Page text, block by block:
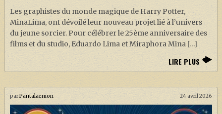
Les graphistes du monde magique de Harry Potter,
MinaLima, ont dévoilé leur nouveau projet lié à l’univers
du jeune sorcier. Pour célébrer le 25ème anniversaire des
films et du studio, Eduardo Lima et Miraphora Mina […]
LIRE PLUS
parPantalaemon 24 avril 2026